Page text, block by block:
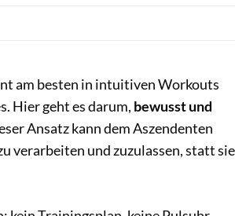
am besten in intuitiven Workouts
Hier geht es darum, bewusst und
Ansatz kann dem Aszendenten
verarbeiten und zuzulassen, statt sie